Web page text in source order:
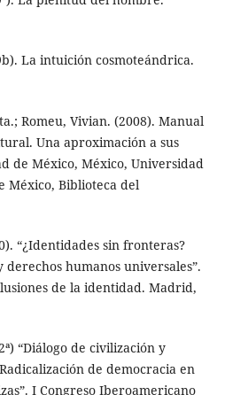
La intuición cosmoteándrica.
Romeu, Vivian. (2008). Manual
Una aproximación a sus
de México, México, Universidad
México, Biblioteca del
“¿Identidades sin fronteras?
humanos universales”.
de la identidad. Madrid,
“Diálogo de civilización y
de democracia en
I Congreso Iberoamericano